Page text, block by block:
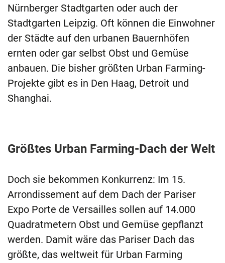
Nürnberger Stadtgarten oder auch der
Stadtgarten Leipzig. Oft können die Einwohner
der Städte auf den urbanen Bauernhöfen
ernten oder gar selbst Obst und Gemüse
anbauen. Die bisher größten Urban Farming-
Projekte gibt es in Den Haag, Detroit und
Shanghai.
Größtes Urban Farming-Dach der Welt
Doch sie bekommen Konkurrenz: Im 15.
Arrondissement auf dem Dach der Pariser
Expo Porte de Versailles sollen auf 14.000
Quadratmetern Obst und Gemüse gepflanzt
werden. Damit wäre das Pariser Dach das
größte, das weltweit für Urban Farming